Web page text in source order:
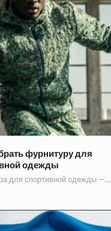
фурнитуру для
одежды
для спортивной одежды —…